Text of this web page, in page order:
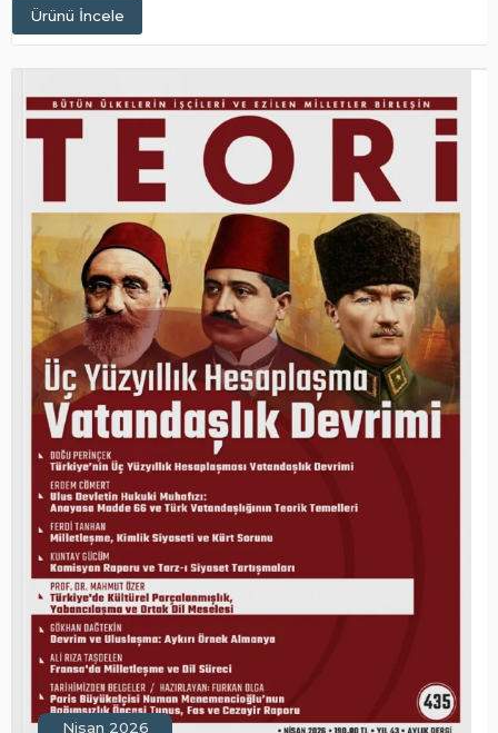
Ürünü İncele
Nisan 2026